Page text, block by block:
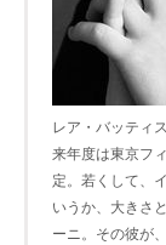
レア・バッティ
来年度は東京フ
定。若くして、
いうか、大きさ
ーニ。その彼が